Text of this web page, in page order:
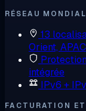
RÉSEAU MONDIAL
13
Orient, APAC
intégrée
IPv6 +
FACTURATION